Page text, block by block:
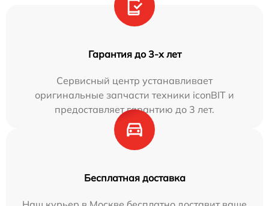
Гарантия до 3-х лет
Сервисный центр устанавливает
оригинальные запчасти техники iconBIT и
предоставляет гарантию до 3 лет.
Бесплатная доставка